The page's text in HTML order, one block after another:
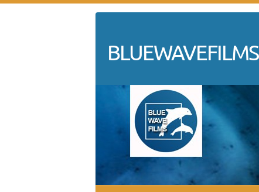
BLUEWAVEFILMS